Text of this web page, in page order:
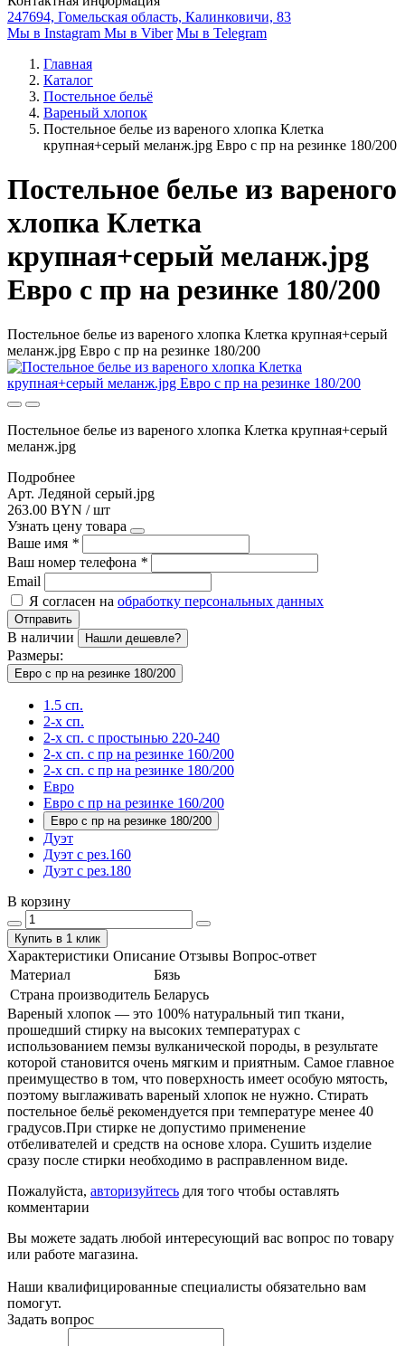
247694, Гомельская область, Калинковичи, 83
Мы в Instagram Мы в Viber Мы в Telegram
Главная
Каталог
Постельное бельё
Вареный хлопок
Постельное белье из вареного хлопка Клетка
крупная+серый меланж.jpg Евро с пр на резинке 180/200
Постельное белье из вареного
хлопка Клетка
крупная+серый меланж.jpg
Евро с пр на резинке 180/200
Постельное белье из вареного хлопка Клетка крупная+серый
меланж.jpg Евро с пр на резинке 180/200
Постельное белье из вареного хлопка Клетка крупная+серый
меланж.jpg
Подробнее
Арт. Ледяной серый.jpg
263.00 BYN / шт
Узнать цену товара
Ваше имя *
Ваш номер телефона *
Email
Я согласен на обработку персональных данных
Отправить
В наличии Нашли дешевле?
Размеры:
Евро с пр на резинке 180/200
1.5 сп.
2-х сп.
2-х сп. с простынью 220-240
2-х сп. с пр на резинке 160/200
2-х сп. с пр на резинке 180/200
Евро
Евро с пр на резинке 160/200
Евро с пр на резинке 180/200
Дуэт
Дуэт с рез.160
Дуэт с рез.180
В корзину
Купить в 1 клик
Характеристики Описание Отзывы Вопрос-ответ
Материал
Бязь
Страна производитель Беларусь
Вареный хлопок — это 100% натуральный тип ткани,
прошедший стирку на высоких температурах с
использованием пемзы вулканической породы, в результате
которой становится очень мягким и приятным. Самое главное
преимущество в том, что поверхность имеет особую мятость,
поэтому выглаживать вареный хлопок не нужно. Стирать
постельное бельё рекомендуется при температуре менее 40
градусов.При стирке не допустимо применение
отбеливателей и средств на основе хлора. Сушить изделие
сразу после стирки необходимо в расправленном виде.
Пожалуйста, авторизуйтесь для того чтобы оставлять
комментарии
Вы можете задать любой интересующий вас вопрос по товару
или работе магазина.
Наши квалифицированные специалисты обязательно вам
помогут.
Задать вопрос